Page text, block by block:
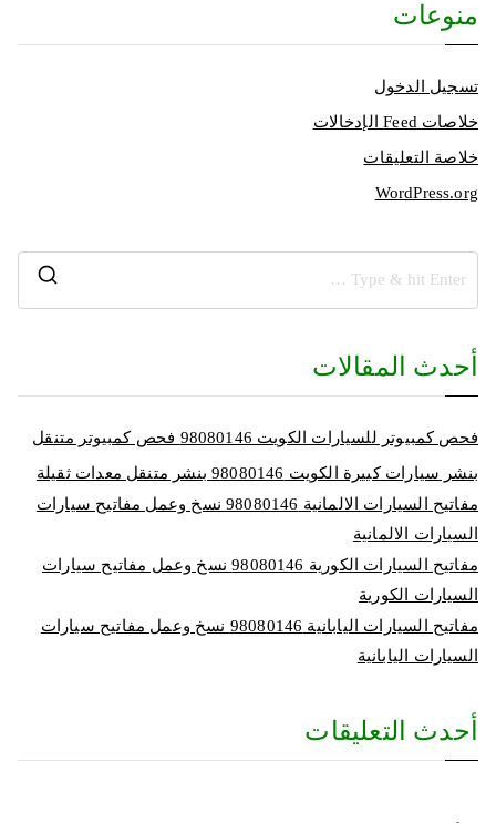
منوعات
تسجيل الدخول
خلاصات Feed الإدخالات
خلاصة التعليقات
WordPress.org
أحدث المقالات
فحص كمبيوتر للسيارات الكويت 98080146‬ فحص كمبيوتر متنقل
بنشر سيارات كبيرة الكويت 98080146‬ بنشر متنقل معدات ثقيلة
مفاتيح السيارات الالمانية 98080146‬ نسخ وعمل مفاتيح سيارات
السيارات الالمانية
مفاتيح السيارات الكورية 98080146‬ نسخ وعمل مفاتيح سيارات
السيارات الكورية
مفاتيح السيارات اليابانية 98080146‬ نسخ وعمل مفاتيح سيارات
السيارات اليابانية
أحدث التعليقات